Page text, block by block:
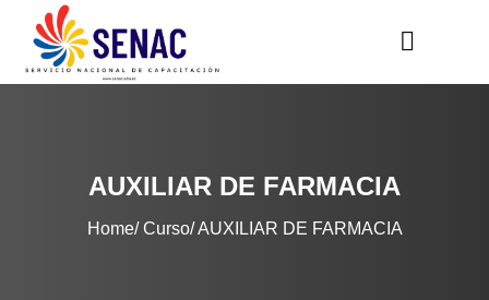
AUXILIAR DE FARMACIA
Home Curso AUXILIAR DE FARMACIA